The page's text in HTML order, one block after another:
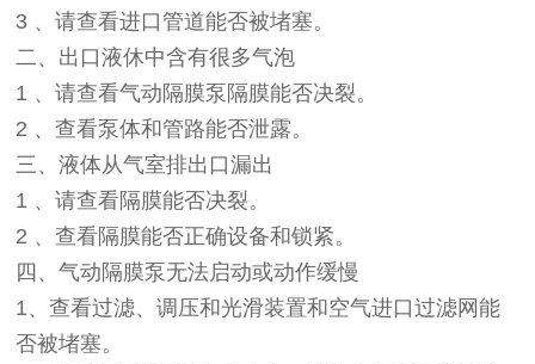
3 、请查看进口管道能否被堵塞。
二、出口液休中含有很多气泡
1 、请查看气动隔膜泵隔膜能否决裂。
2 、查看泵体和管路能否泄露。
三、液体从气室排出口漏出
1 、请查看隔膜能否决裂。
2 、查看隔膜能否正确设备和锁紧。
四、气动隔膜泵无法启动或动作缓慢
1、查看过滤、调压和光滑装置和空气进口过滤网能
否被堵塞。